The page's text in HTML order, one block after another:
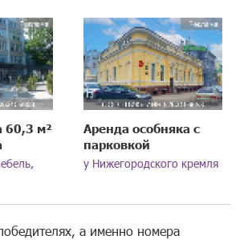
60,3 м²
Аренда особняка с
парковкой
у Нижегородского кремля
а именно номера